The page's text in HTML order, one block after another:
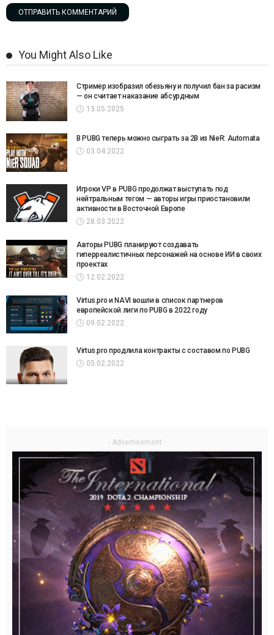
You Might Also Like
Стример изобразил обезьяну и получил бан за расизм
— он считает наказание абсурдным
13.05.2025
В PUBG теперь можно сыграть за 2B из NieR: Automata
03.04.2022
Игроки VP в PUBG продолжат выступать под
нейтральным тегом — авторы игры приостановили
активности в Восточной Европе
28.03.2022
Авторы PUBG планируют создавать
гиперреалистичных персонажей на основе ИИ в своих
проектах
12.02.2022
Virtus.pro и NAVI вошли в список партнеров
европейской лиги по PUBG в 2022 году
09.02.2022
Virtus.pro продлила контракты с составом по PUBG
05.02.2022
- Advertisement -